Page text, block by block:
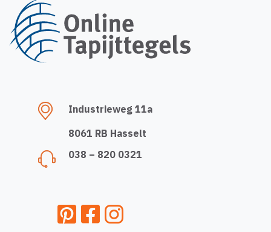
Industrieweg 11a
8061 RB Hasselt
038 – 820 0321